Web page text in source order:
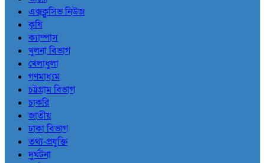
এক্সক্লুসিভ নিউজ
কৃষি
ক্যাম্পাস
খুলনা বিভাগ
খেলাধুলা
গণমাধ্যম
চট্টগ্রাম বিভাগ
চাকরি
জাতীয়
ঢাকা বিভাগ
তথ্য-প্রযুক্তি
দুর্ঘটনা